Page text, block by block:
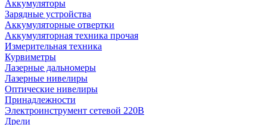
Аккумуляторы
Зарядные устройства
Аккумуляторные отвертки
Аккумуляторная техника прочая
Измерительная техника
Курвиметры
Лазерные дальномеры
Лазерные нивелиры
Оптические нивелиры
Принадлежности
Электроинструмент сетевой 220В
Дрели